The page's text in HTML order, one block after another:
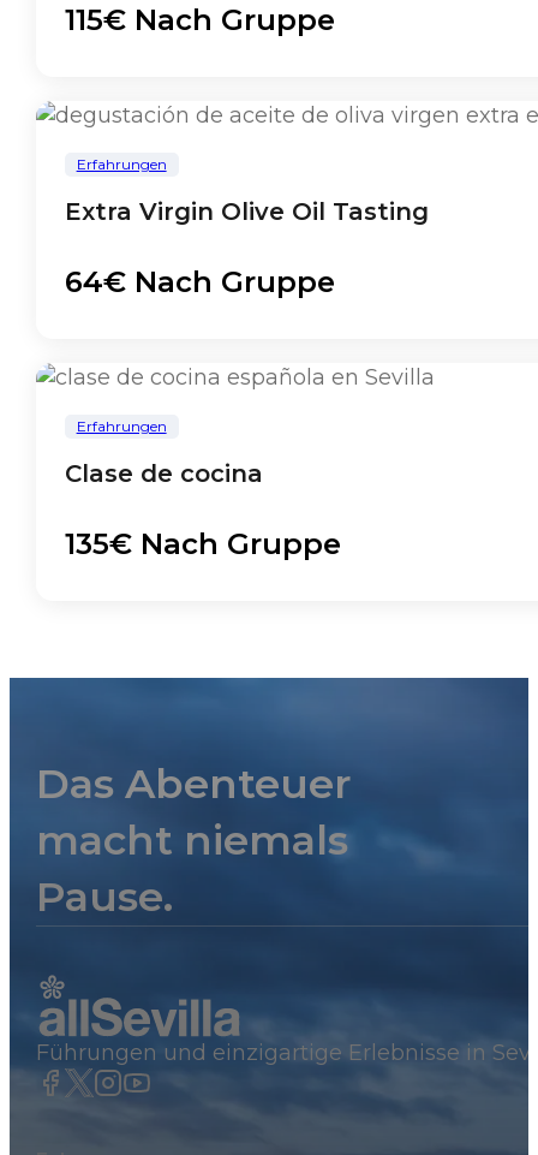
115€ Nach Gruppe
Erfahrungen
Extra Virgin Olive Oil Tasting
64€ Nach Gruppe
Erfahrungen
Clase de cocina
135€ Nach Gruppe
Das Abenteuer
macht niemals
Pause.
Führungen und einzigartige Erlebnisse in